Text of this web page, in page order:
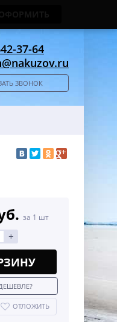
37-64
ЗВОНОК
за 1 шт
+
ОТЛОЖИТЬ